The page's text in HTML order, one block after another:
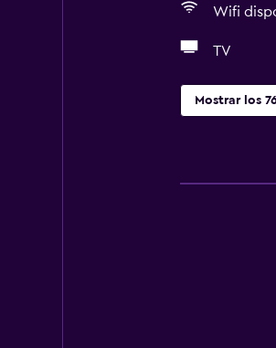
Wifi
TV
Mostrar los